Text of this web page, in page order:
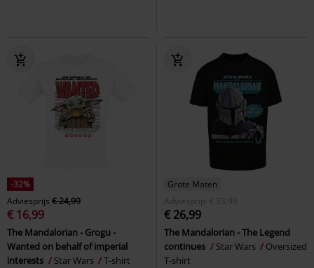
-32%
Adviesprijs € 24,99
€ 16,99
The Mandalorian - Grogu -
Wanted on behalf of imperial
interests
Star Wars T-shirt
Grote Maten
Adviesprijs
€ 33,99
€ 26,99
The Mandalorian - The Legend
continues
Star Wars
Oversized
T-shirt